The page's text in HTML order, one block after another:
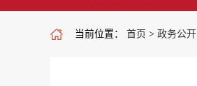
当前位置： 首页 > 政务公开